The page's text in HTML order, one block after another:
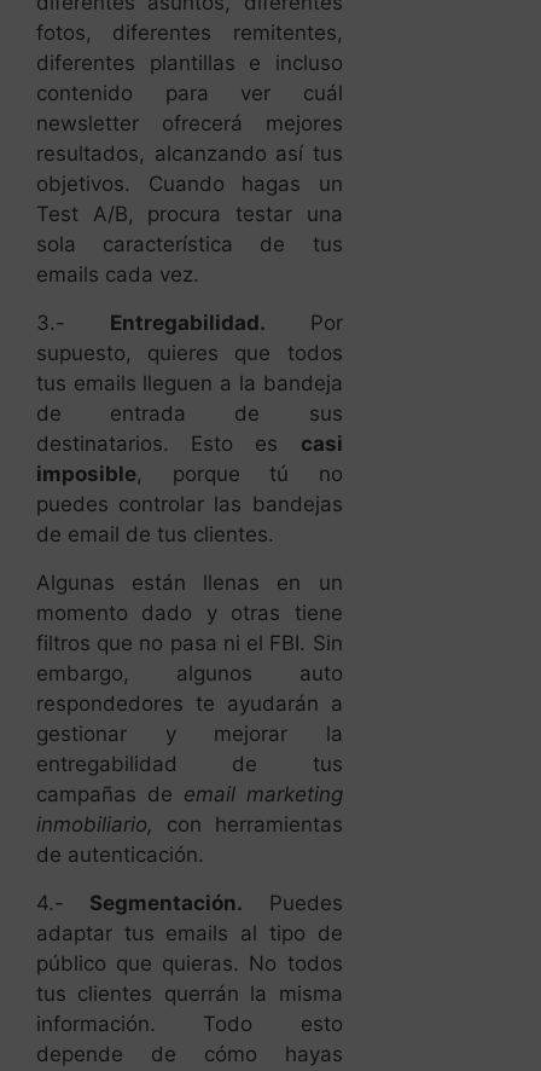
fotos, diferentes remitentes,
diferentes plantillas e incluso
contenido para ver cuál
newsletter ofrecerá mejores
resultados, alcanzando así tus
objetivos. Cuando hagas un
Test A/B, procura testar una
sola característica de tus
emails cada vez.
3.- Entregabilidad.
Por
supuesto, quieres que todos
tus emails lleguen a la bandeja
de entrada de sus
destinatarios. Esto es casi
imposible, porque tú no
puedes controlar las bandejas
de email de tus clientes.
Algunas están llenas en un
momento dado y otras tiene
filtros que no pasa ni el FBI. Sin
embargo, algunos auto
respondedores te ayudarán a
gestionar y mejorar la
entregabilidad de tus
campañas de email marketing
inmobiliario, con herramientas
de autenticación.
4.- Segmentación. Puedes
adaptar tus emails al tipo de
público que quieras. No todos
tus clientes querrán la misma
información. Todo esto
depende de cómo hayas